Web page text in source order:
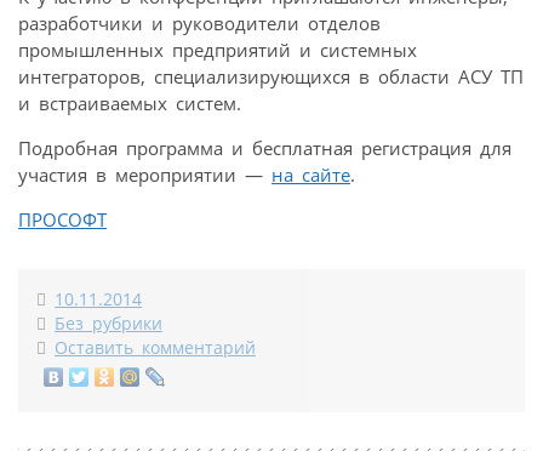
разработчики и руководители отделов
промышленных предприятий и системных
интеграторов, специализирующихся в области АСУ ТП
и встраиваемых систем.
Подробная программа и бесплатная регистрация для
участия в мероприятии — на сайте.
ПРОСОФТ
10.11.2014
Без рубрики
Оставить комментарий